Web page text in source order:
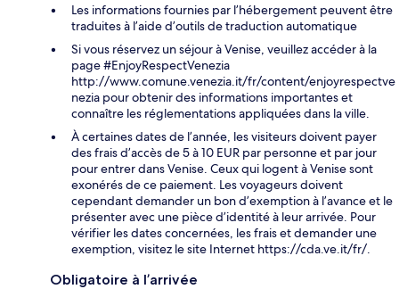
Les informations fournies par l’hébergement peuvent être
traduites à l’aide d’outils de traduction automatique
Si vous réservez un séjour à Venise, veuillez accéder à la
page #EnjoyRespectVenezia
http://www.comune.venezia.it/fr/content/enjoyrespectve
nezia pour obtenir des informations importantes et
connaître les réglementations appliquées dans la ville.
À certaines dates de l’année, les visiteurs doivent payer
des frais d’accès de 5 à 10 EUR par personne et par jour
pour entrer dans Venise. Ceux qui logent à Venise sont
exonérés de ce paiement. Les voyageurs doivent
cependant demander un bon d’exemption à l’avance et le
présenter avec une pièce d’identité à leur arrivée. Pour
vérifier les dates concernées, les frais et demander une
exemption, visitez le site Internet https://cda.ve.it/fr/.
Obligatoire à l’arrivée